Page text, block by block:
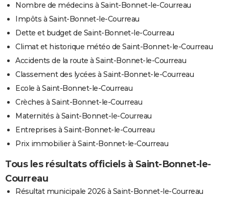
Nombre de médecins à Saint-Bonnet-le-Courreau
Impôts à Saint-Bonnet-le-Courreau
Dette et budget de Saint-Bonnet-le-Courreau
Climat et historique météo de Saint-Bonnet-le-Courreau
Accidents de la route à Saint-Bonnet-le-Courreau
Classement des lycées à Saint-Bonnet-le-Courreau
Ecole à Saint-Bonnet-le-Courreau
Crèches à Saint-Bonnet-le-Courreau
Maternités à Saint-Bonnet-le-Courreau
Entreprises à Saint-Bonnet-le-Courreau
Prix immobilier à Saint-Bonnet-le-Courreau
Tous les résultats officiels à Saint-Bonnet-le-
Courreau
Résultat municipale 2026 à Saint-Bonnet-le-Courreau